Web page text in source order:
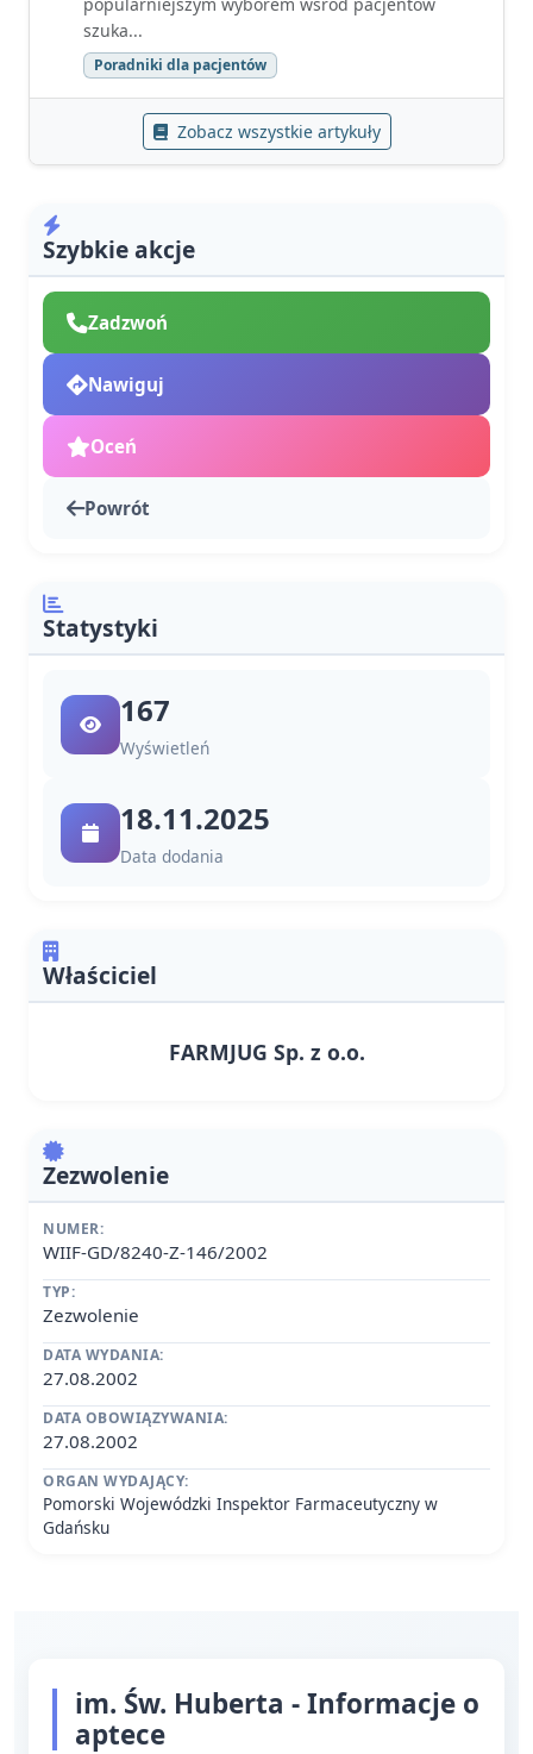
szuka...
Poradniki dla pacjentów
Zobacz wszystkie artykuły
Szybkie akcje
Zadzwoń
Nawiguj
Oceń
Powrót
Statystyki
167
Wyświetleń
18.11.2025
Data dodania
Właściciel
FARMJUG Sp. z o.o.
Zezwolenie
NUMER:
WIIF-GD/8240-Z-146/2002
TYP:
Zezwolenie
DATA WYDANIA:
27.08.2002
DATA OBOWIĄZYWANIA:
27.08.2002
ORGAN WYDAJĄCY:
Pomorski Wojewódzki Inspektor Farmaceutyczny w
Gdańsku
im. Św. Huberta - Informacje o
aptece